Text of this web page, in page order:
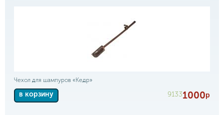
Чехол для шампуров «Кедр»
в корзину 91331000р